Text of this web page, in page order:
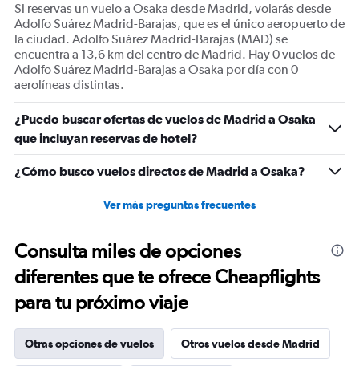
Si reservas un vuelo a Osaka desde Madrid, volarás desde
Adolfo Suárez Madrid-Barajas, que es el único aeropuerto de
la ciudad. Adolfo Suárez Madrid-Barajas (MAD) se
encuentra a 13,6 km del centro de Madrid. Hay 0 vuelos de
Adolfo Suárez Madrid-Barajas a Osaka por día con 0
aerolíneas distintas.
¿Puedo buscar ofertas de vuelos de Madrid a Osaka
que incluyan reservas de hotel?
¿Cómo busco vuelos directos de Madrid a Osaka?
Ver más preguntas frecuentes
Consulta miles de opciones
diferentes que te ofrece Cheapflights
para tu próximo viaje
Otras opciones de vuelos Otros vuelos desde Madrid